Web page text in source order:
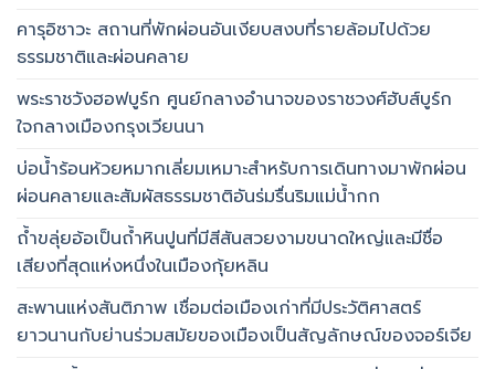
คารุอิซาวะ สถานที่พักผ่อนอันเงียบสงบที่รายล้อมไปด้วย
ธรรมชาติและผ่อนคลาย
พระราชวังฮอฟบูร์ก ศูนย์กลางอำนาจของราชวงศ์ฮับส์บูร์ก
ใจกลางเมืองกรุงเวียนนา
บ่อน้ำร้อนห้วยหมากเลี่ยมเหมาะสำหรับการเดินทางมาพักผ่อน
ผ่อนคลายและสัมผัสธรรมชาติอันร่มรื่นริมแม่น้ำกก
ถ้ำขลุ่ยอ้อเป็นถ้ำหินปูนที่มีสีสันสวยงามขนาดใหญ่และมีชื่อ
เสียงที่สุดแห่งหนึ่งในเมืองกุ้ยหลิน
สะพานแห่งสันติภาพ เชื่อมต่อเมืองเก่าที่มีประวัติศาสตร์
ยาวนานกับย่านร่วมสมัยของเมืองเป็นสัญลักษณ์ของจอร์เจีย